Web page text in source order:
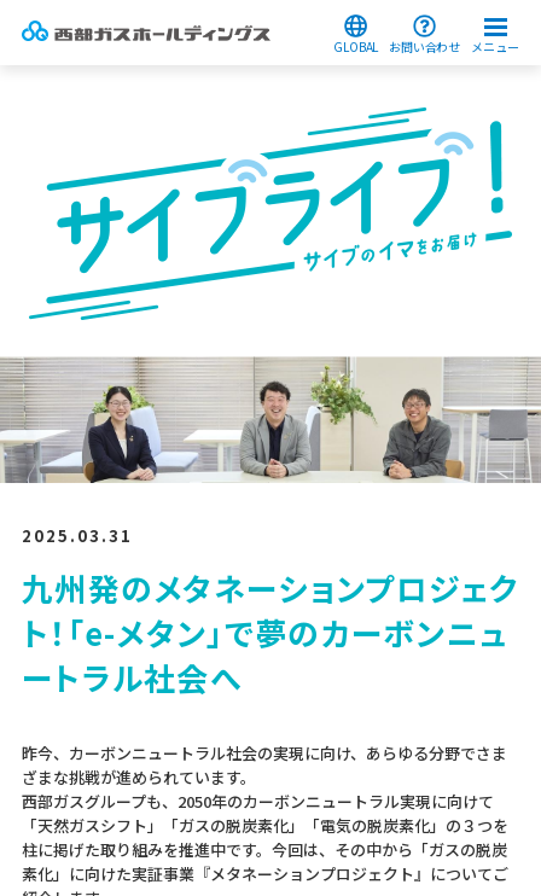
GLOBAL お問い合わせ メニュー
2025.03.31
九州発のメタネーションプロジェク
ト！「e-メタン」で夢のカーボンニュ
ートラル社会へ
昨今、カーボンニュートラル社会の実現に向け、あらゆる分野でさま
ざまな挑戦が進められています。
西部ガスグループも、2050年のカーボンニュートラル実現に向けて
「天然ガスシフト」「ガスの脱炭素化」「電気の脱炭素化」の３つを
柱に掲げた取り組みを推進中です。今回は、その中から「ガスの脱炭
素化」に向けた実証事業『メタネーションプロジェクト』についてご